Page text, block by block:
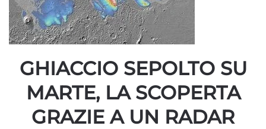
GHIACCIO SEPOLTO SU
MARTE, LA SCOPERTA
GRAZIE A UN RADAR